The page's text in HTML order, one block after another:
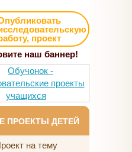
проект
наш баннер!
ПРОЕКТЫ ДЕТЕЙ
на тему